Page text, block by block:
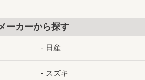
ーカーから探す
日産
スズキ